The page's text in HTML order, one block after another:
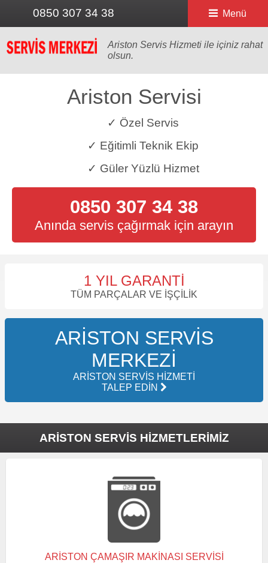
0850 307 34 38 Menü
Ariston Servis Hizmeti ile içiniz rahat
olsun.
Ariston Servisi
✓ Özel Servis
✓ Eğitimli Teknik Ekip
✓ Güler Yüzlü Hizmet
0850 307 34 38
Anında servis çağırmak için arayın
1 YIL GARANTI
TÜM PARÇALAR VE İŞÇILIK
ARISTON SERVIS
MERKEZI
ARISTON SERVIS HIZMETI
TALEP EDIN
ARISTON SERVIS HIZMETLERIMIZ
ARISTON ÇAMAŞIR MAKINASI SERVISI